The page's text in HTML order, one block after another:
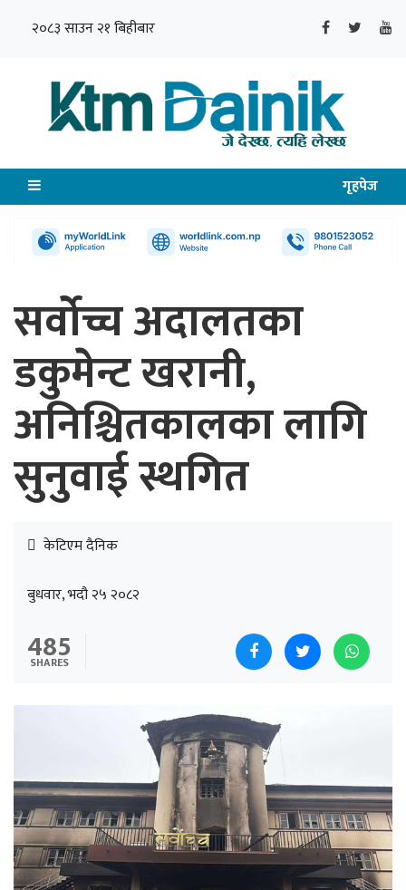
२०८३ साउन २१ बिहीबार
गृहपेज
सर्वोच्च अदालतका
डकुमेन्ट खरानी,
अनिश्चितकालका लागि
सुनुवाई स्थगित
केटिएम दैनिक
बुधवार, भदौ २५ २०८२
485
SHARES